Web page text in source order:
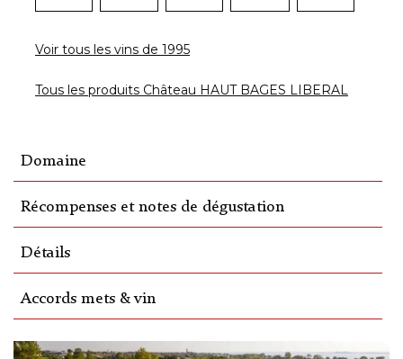
Voir tous les vins de 1995
Tous les produits Château HAUT BAGES LIBERAL
Domaine
Récompenses et notes de dégustation
Détails
Accords mets & vin